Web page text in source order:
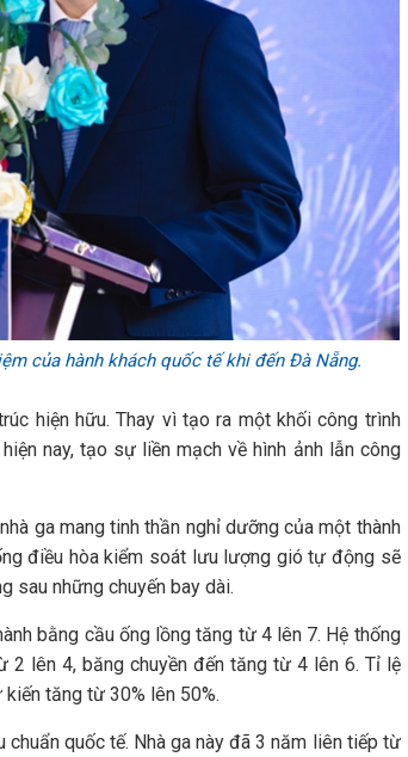
của hành khách quốc tế khi đến Đà Nẵng.
hiện hữu. Thay vì tạo ra một khối công trình
nay, tạo sự liền mạch về hình ảnh lẫn công
ga mang tinh thần nghỉ dưỡng của một thành
điều hòa kiểm soát lưu lượng gió tự động sẽ
sau những chuyến bay dài.
bằng cầu ống lồng tăng từ 4 lên 7. Hệ thống
lên 4, băng chuyền đến tăng từ 4 lên 6. Tỉ lệ
tăng từ 30% lên 50%.
quốc tế. Nhà ga này đã 3 năm liên tiếp từ